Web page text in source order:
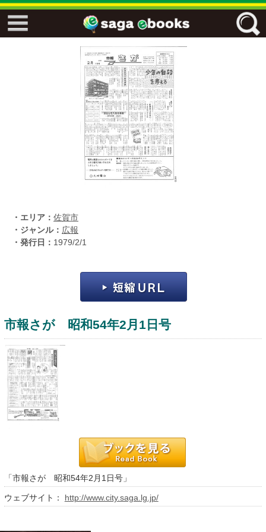
フリーワード
ジャンル
エリア
・エリア： 佐賀市
・ジャンル： 広報
・発行日： 1979/2/1
市報さが 昭和54年2月1日号
「市報さが 昭和54年2月1日号」
ウェブサイト： http://www.city.saga.lg.jp/
↓↓ ebooks専用本棚 ↓↓
運営：福博印刷
saga ebooksとは
よくある質問
サイトマップ